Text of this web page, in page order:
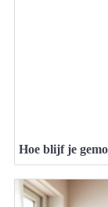
Hoe blijf je